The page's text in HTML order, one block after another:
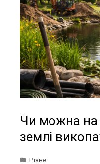
Чи можна на
землі
Різне